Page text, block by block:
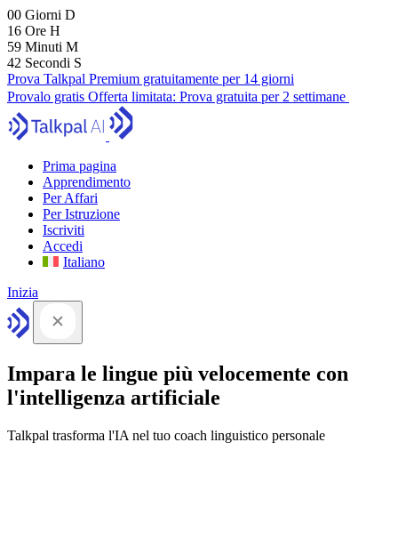
00 Giorni D
16 Ore H
59 Minuti M
41 Secondi S
Prova Talkpal Premium gratuitamente per 14 giorni
Provalo gratis Offerta limitata: Prova gratuita per 2 settimane
Prima pagina
Apprendimento
Per Affari
Per Istruzione
Iscriviti
Accedi
Italiano
Inizia
Impara le lingue più velocemente con
l'intelligenza artificiale
Talkpal trasforma l'IA nel tuo coach linguistico personale